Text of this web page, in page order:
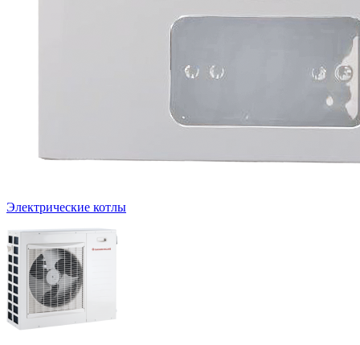
Электрические котлы